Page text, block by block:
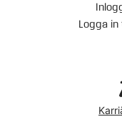
Logga in